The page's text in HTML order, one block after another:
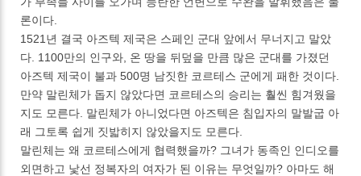
론이다.
1521년 결국 아즈텍 제국은 스페인 군대 앞에서 무너지고 말았
다. 1100만의 인구와, 온 땅을 뒤덮을 만큼 많은 군대를 가졌던
아즈텍 제국이 불과 500명 남짓한 코르테스 군에게 패한 것이다.
만약 말린체가 돕지 않았다면 코르테스의 승리는 훨씬 힘겨웠을
지도 모른다. 말린체가 아니었다면 아즈텍은 침입자의 말발굽 아
래 그토록 쉽게 짓밟히지 않았을지도 모른다.
말린체는 왜 코르테스에게 협력했을까? 그녀가 동족인 인디오를
외면하고 낯선 정복자의 여자가 된 이유는 무엇일까? 아마도 해